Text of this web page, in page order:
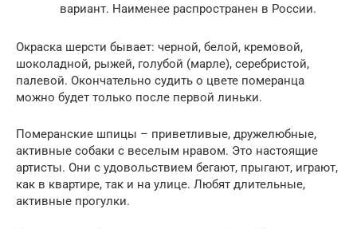
вариант. Наименее распространен в России.
Окраска шерсти бывает: черной, белой, кремовой,
шоколадной, рыжей, голубой (марле), серебристой,
палевой. Окончательно судить о цвете померанца
можно будет только после первой линьки.
Померанские шпицы – приветливые, дружелюбные,
активные собаки с веселым нравом. Это настоящие
артисты. Они с удовольствием бегают, прыгают, играют,
как в квартире, так и на улице. Любят длительные,
активные прогулки.